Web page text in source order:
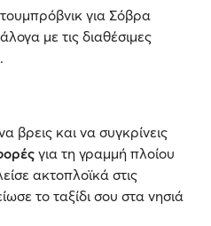
για Σόβρα
με τις διαθέσιμες
βρεις και να συγκρίνεις
για τη γραμμή πλοίου
ακτοπλοϊκά στις
το ταξίδι σου στα νησιά